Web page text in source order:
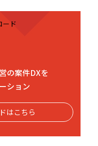
の案件DXを
ション
はこちら